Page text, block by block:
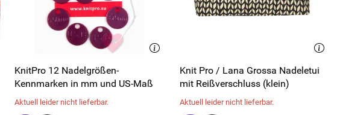
KnitPro 12 Nadelgrößen-
Kennmarken in mm und US-Maß
Aktuell leider nicht lieferbar.
Knit Pro / Lana Grossa Nadeletui
mit Reißverschluss (klein)
Aktuell leider nicht lieferbar.